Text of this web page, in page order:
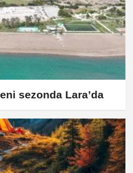
sezonda Lara’da